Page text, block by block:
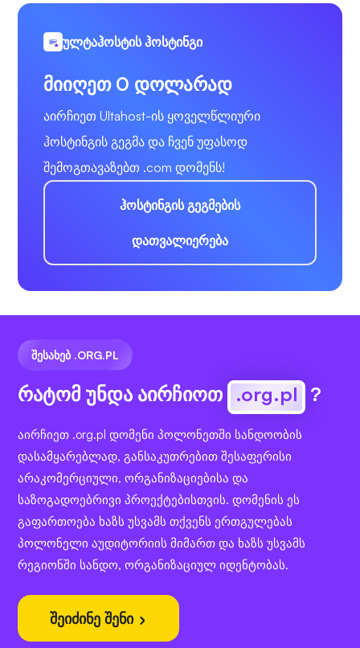
ულტაჰოსტის ჰოსტინგი
მიიღეთ 0 დოლარად
აირჩიეთ Ultahost-ის ყოველწლიური
ჰოსტინგის გეგმა და ჩვენ უფასოდ
შემოგთავაზებთ .com დომენს!
ჰოსტინგის გეგმების
დათვალიერება
ᲨᲔᲡᲐᲮᲔᲑ .ORG.PL
რატომ უნდა აირჩიოთ .org.pl ?
აირჩიეთ .org.pl დომენი პოლონეთში სანდოობის
დასამყარებლად, განსაკუთრებით შესაფერისი
არაკომერციული, ორგანიზაციებისა და
საზოგადოებრივი პროექტებისთვის. დომენის ეს
გაფართოება ხაზს უსვამს თქვენს ერთგულებას
პოლონელი აუდიტორიის მიმართ და ხაზს უსვამს
რეგიონში სანდო, ორგანიზაციულ იდენტობას.
შეიძინე შენი